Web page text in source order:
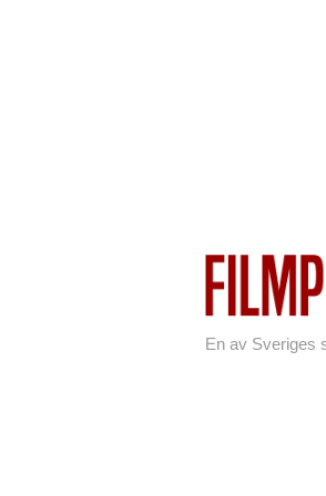
En av Sveriges